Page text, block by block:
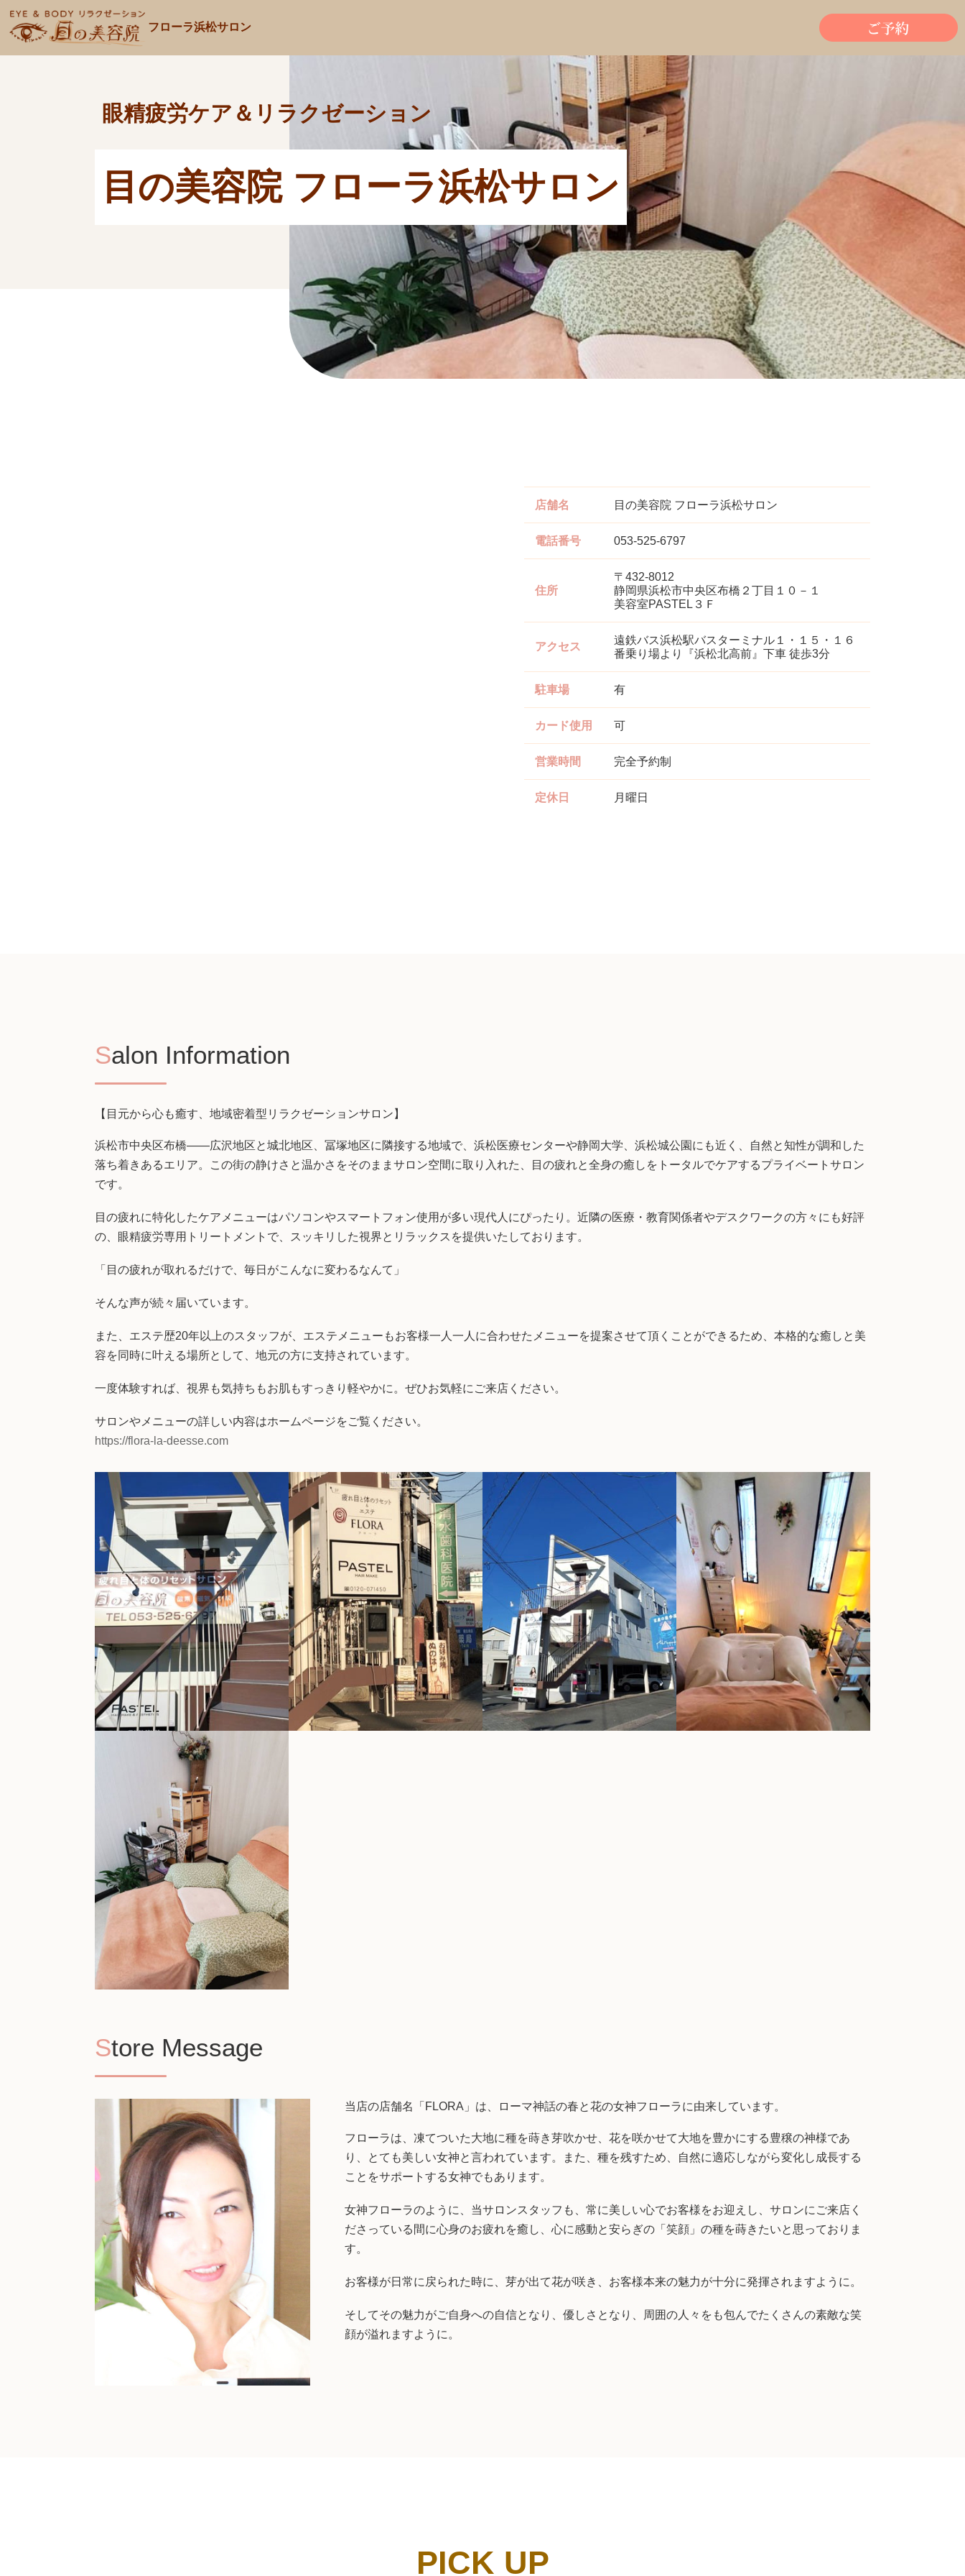
フローラ浜松サロン
眼精疲労ケア＆リラクゼーション
目の美容院 フローラ浜松サロン
店舗名 目の美容院 フローラ浜松サロン
電話番号 053-525-6797
住所
〒432-8012
静岡県浜松市中央区布橋２丁目１０－１
美容室PASTEL３Ｆ
アクセス
遠鉄バス浜松駅バスターミナル１・１５・１６
番乗り場より『浜松北高前』下車 徒歩3分
駐車場 有
カード使用 可
営業時間 完全予約制
定休日 月曜日
Salon Information
【目元から心も癒す、地域密着型リラクゼーションサロン】
浜松市中央区布橋――広沢地区と城北地区、冨塚地区に隣接する地域で、浜松医療センターや静岡大学、浜松城公園にも近く、自然と知性が調和した
落ち着きあるエリア。この街の静けさと温かさをそのままサロン空間に取り入れた、目の疲れと全身の癒しをトータルでケアするプライベートサロン
です。
目の疲れに特化したケアメニューはパソコンやスマートフォン使用が多い現代人にぴったり。近隣の医療・教育関係者やデスクワークの方々にも好評
の、眼精疲労専用トリートメントで、スッキリした視界とリラックスを提供いたしております。
「目の疲れが取れるだけで、毎日がこんなに変わるなんて」
そんな声が続々届いています。
また、エステ歴20年以上のスタッフが、エステメニューもお客様一人一人に合わせたメニューを提案させて頂くことができるため、本格的な癒しと美
容を同時に叶える場所として、地元の方に支持されています。
一度体験すれば、視界も気持ちもお肌もすっきり軽やかに。ぜひお気軽にご来店ください。
サロンやメニューの詳しい内容はホームページをご覧ください。
https://flora-la-deesse.com
Store Message
当店の店舗名「FLORA」は、ローマ神話の春と花の女神フローラに由来しています。
フローラは、凍てついた大地に種を蒔き芽吹かせ、花を咲かせて大地を豊かにする豊穣の神様であ
り、とても美しい女神と言われています。また、種を残すため、自然に適応しながら変化し成長する
ことをサポートする女神でもあります。
女神フローラのように、当サロンスタッフも、常に美しい心でお客様をお迎えし、サロンにご来店く
ださっている間に心身のお疲れを癒し、心に感動と安らぎの「笑顔」の種を蒔きたいと思っておりま
す。
お客様が日常に戻られた時に、芽が出て花が咲き、お客様本来の魅力が十分に発揮されますように。
そしてその魅力がご自身への自信となり、優しさとなり、周囲の人々をも包んでたくさんの素敵な笑
顔が溢れますように。
PICK UP